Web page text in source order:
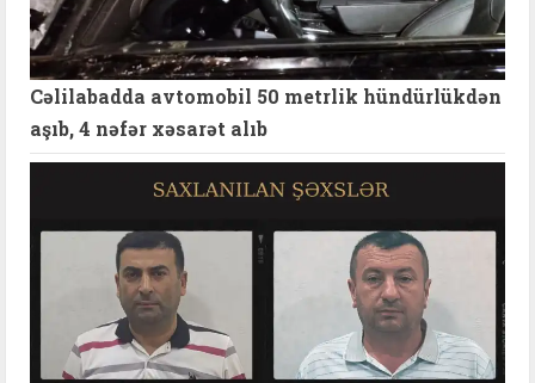
Cəlilabadda avtomobil 50 metrlik hündürlükdən
aşıb, 4 nəfər xəsarət alıb